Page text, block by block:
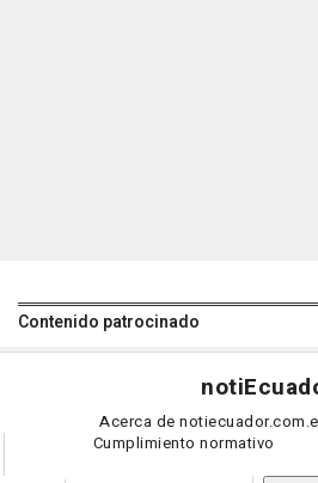
Contenido patrocinado
noti
Acerca de
Cumplimiento normativo